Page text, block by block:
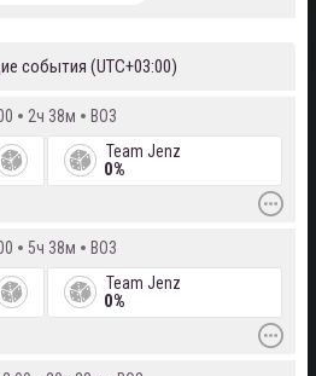
события (UTC+03:00)
2ч 38м BO3
0%
Team Jenz
5ч 38м BO3
0%
Team Jenz